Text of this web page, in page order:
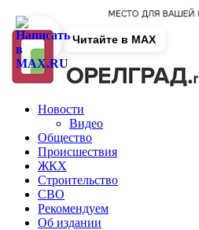
Новости
Видео
Общество
Происшествия
ЖКХ
Строительство
СВО
Рекомендуем
Об издании
Читайте в MAX